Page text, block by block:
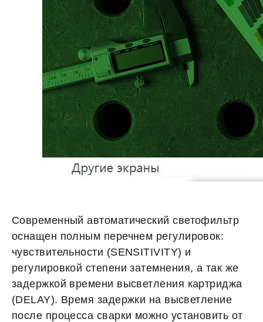
Современный автоматический светофильтр
оснащен полным перечнем регулировок:
чувствительности (SENSITIVITY) и
регулировкой степени затемнения, а так же
задержкой времени высветления картриджа
(DELAY). Время задержки на высветление
после процесса сварки можно установить от